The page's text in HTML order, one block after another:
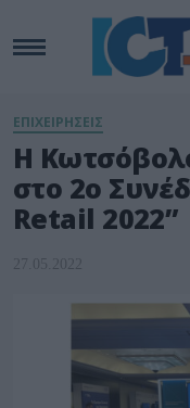
ΕΠΙΧΕΙΡΗΣΕΙΣ
Η
στο 2ο
Retail 2022”
27.05.2022